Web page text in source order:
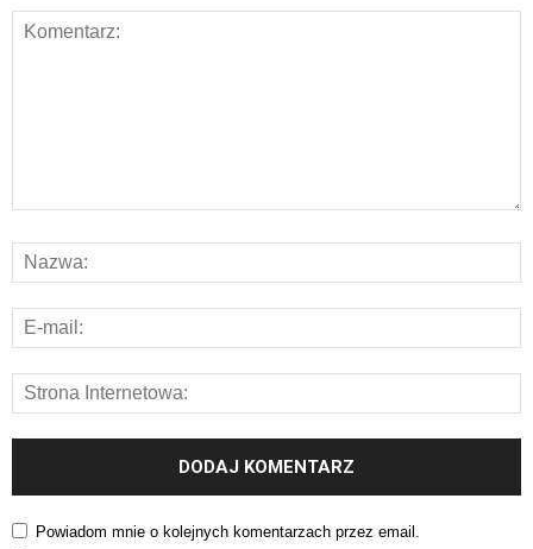
Powiadom mnie o kolejnych komentarzach przez email.